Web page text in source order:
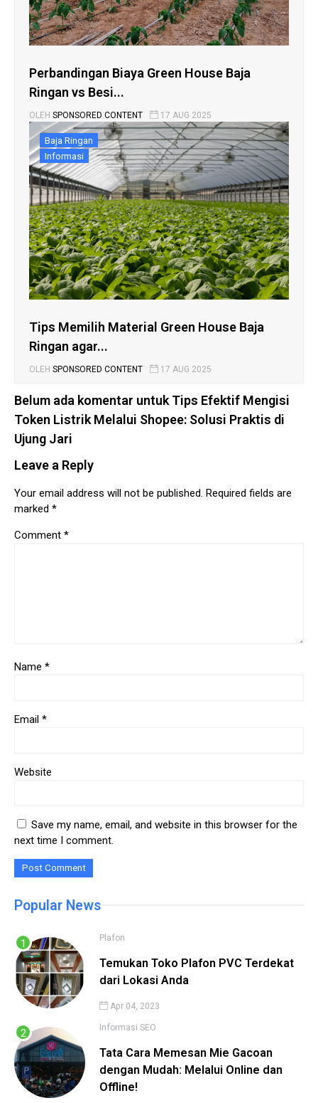
Perbandingan Biaya Green House Baja
Ringan vs Besi...
OLEH SPONSORED CONTENT 17 AUG 2025
Baja Ringan
Informasi
Tips Memilih Material Green House Baja
Ringan agar...
OLEH SPONSORED CONTENT 17 AUG 2025
Belum ada komentar untuk Tips Efektif Mengisi
Token Listrik Melalui Shopee: Solusi Praktis di
Ujung Jari
Leave a Reply
Your email address will not be published. Required fields are
marked *
Comment *
Name *
Email *
Website
Save my name, email, and website in this browser for the
next time I comment.
Popular News
Plafon
Temukan Toko Plafon PVC Terdekat
dari Lokasi Anda
Apr 04, 2023
Informasi SEO
Tata Cara Memesan Mie Gacoan
dengan Mudah: Melalui Online dan
Offline!